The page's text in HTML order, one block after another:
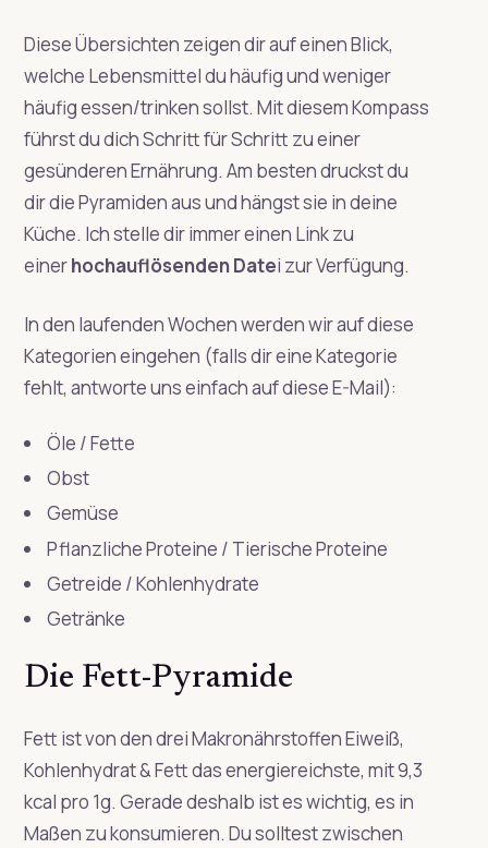
Diese Übersichten zeigen dir auf einen Blick,
welche Lebensmittel du häufig und weniger
häufig essen/trinken sollst. Mit diesem Kompass
führst du dich Schritt für Schritt zu einer
gesünderen Ernährung. Am besten druckst du
dir die Pyramiden aus und hängst sie in deine
Küche. Ich stelle dir immer einen Link zu
einerhochauflösenden Datei zur Verfügung.
In den laufenden Wochen werden wir auf diese
Kategorien eingehen (falls dir eine Kategorie
fehlt, antworte uns einfach auf diese E-Mail):
Öle / Fette
Obst
Gemüse
Pflanzliche Proteine / Tierische Proteine
Getreide / Kohlenhydrate
Getränke
Die Fett-Pyramide
Fett ist von den drei Makronährstoffen Eiweiß,
Kohlenhydrat & Fett das energiereichste, mit 9,3
kcal pro 1g. Gerade deshalb ist es wichtig, es in
Maßen zu konsumieren. Du solltest zwischen